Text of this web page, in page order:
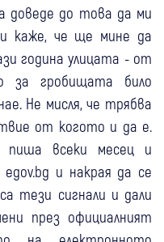
доведе до това да ми
каже, че ще мине да
година улицата - от
за гробищата било
Не мисля, че трябва
от когото и да е.
всеки месец и
и накрая да се
тези сигнали и дали
през официалният